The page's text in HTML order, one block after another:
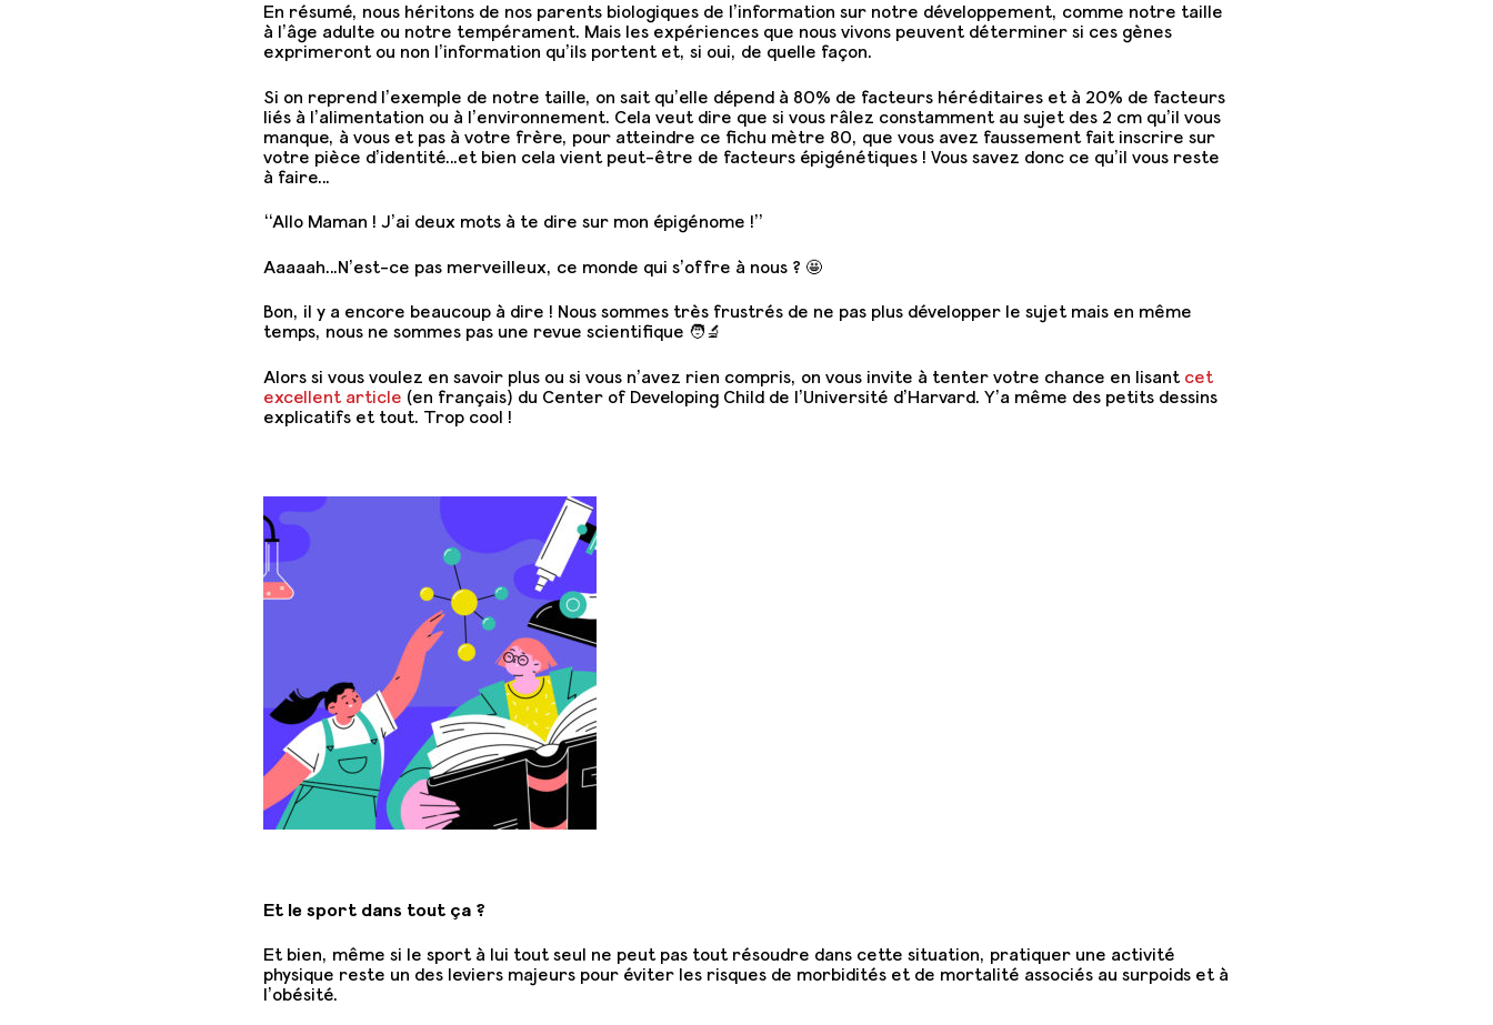
En résumé, nous héritons de nos parents biologiques de l’information sur notre développement, comme notre taille
à l’âge adulte ou notre tempérament. Mais les expériences que nous vivons peuvent déterminer si ces gènes
exprimeront ou non l’information qu’ils portent et, si oui, de quelle façon.
Si on reprend l’exemple de notre taille, on sait qu’elle dépend à 80% de facteurs héréditaires et à 20% de facteurs
liés à l’alimentation ou à l’environnement. Cela veut dire que si vous râlez constamment au sujet des 2 cm qu’il vous
manque, à vous et pas à votre frère, pour atteindre ce fichu mètre 80, que vous avez faussement fait inscrire sur
votre pièce d’identité…et bien cela vient peut-être de facteurs épigénétiques ! Vous savez donc ce qu’il vous reste
à faire…
“Allo Maman ! J’ai deux mots à te dire sur mon épigénome !”
Aaaaah…N’est-ce pas merveilleux, ce monde qui s’offre à nous ? 🤩
Bon, il y a encore beaucoup à dire ! Nous sommes très frustrés de ne pas plus développer le sujet mais en même
temps, nous ne sommes pas une revue scientifique 🧑‍🔬
Alors si vous voulez en savoir plus ou si vous n’avez rien compris, on vous invite à tenter votre chance en lisant cet
excellent article (en français) du Center of Developing Child de l’Université d’Harvard. Y’a même des petits dessins
explicatifs et tout. Trop cool !
Et le sport dans tout ça ?
Et bien, même si le sport à lui tout seul ne peut pas tout résoudre dans cette situation, pratiquer une activité
physique reste un des leviers majeurs pour éviter les risques de morbidités et de mortalité associés au surpoids et à
l’obésité.